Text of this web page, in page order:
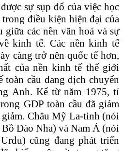
sự sụp đổ của việc học
điều kiện hiện đại của
giữa các nền văn hoá và sự
kinh tế. Các nền kinh tế
càng trở nên quốc tế hơn,
của nền kinh tế thế giới
toàn cầu đang dịch chuyển
Anh. Kể từ năm 1975, tỉ
GDP toàn cầu đã giảm
giảm. Châu Mỹ La-tinh (nói
Đào Nha) và Nam Á (nói
cũng đang phát triển